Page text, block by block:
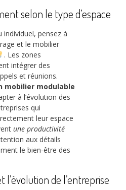
selon le type d’espace
individuel, pensez à
et le mobilier
. Les zones
intégrer des
et réunions.
mobilier modulable
à l’évolution des
qui
leur espace
une productivité
aux détails
le bien-être des
de l’entreprise